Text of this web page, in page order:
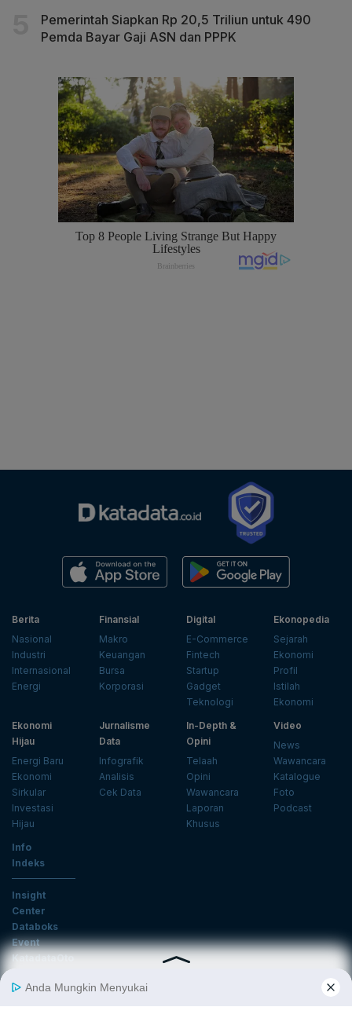
Pemerintah Siapkan Rp 20,5 Triliun untuk 490
Pemda Bayar Gaji ASN dan PPPK
Berita
Nasional
Industri
Internasional
Energi
Finansial
Makro
Keuangan
Bursa
Korporasi
Digital
E-Commerce
Fintech
Startup
Gadget
Teknologi
Ekonopedia
Sejarah
Ekonomi
Profil
Istilah
Ekonomi
Ekonomi
Hijau
Energi Baru
Ekonomi
Sirkular
Investasi
Hijau
Jurnalisme
Data
Infografik
Analisis
Cek Data
In-Depth &
Opini
Telaah
Opini
Wawancara
Laporan
Khusus
Video
News
Wawancara
Katalogue
Foto
Podcast
Info
Indeks
Insight
Center
Databoks
Event
KatadataOto